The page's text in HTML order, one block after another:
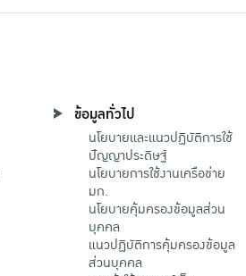
ข้อมูลทั่วไป
นโยบายและแนวปฏิบัติการใช้
ปัญญาประดิษฐ์
นโยบายการใช้งานเครือข่าย
มก.
นโยบายคุ้มครองข้อมูลส่วน
บุคคล
แนวปฏิบัติการคุ้มครองข้อมูล
ส่วนบุคคล